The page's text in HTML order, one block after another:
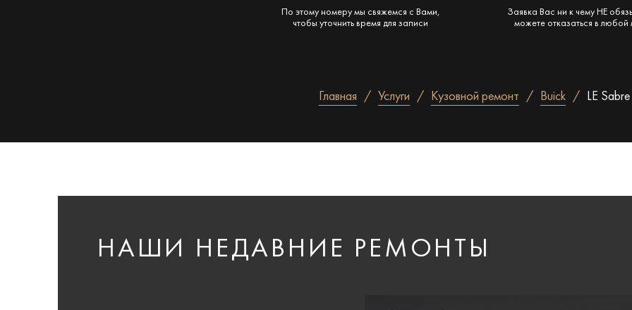
По этому номеру мы свяжемся с Вами,
чтобы уточнить время для записи
Заявка Вас ни к чему НЕ
можете отказаться в любой
Главная Услуги Кузовной ремонт Buick LE Sabre
НАШИ НЕДАВНИЕ РЕМОНТЫ